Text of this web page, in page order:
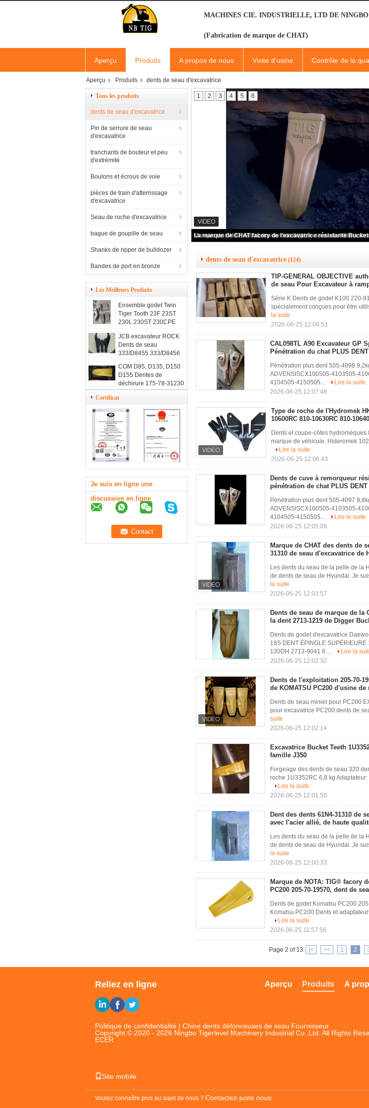
MACHINES CIE. INDUSTRIELLE, LTD DE
(Fabrication de marque de CHAT)
Aperçu Produits A propos de nous Visite d'usine Contrôle de la
Aperçu Produits dents de seau d'excavatrice
Tous les produits
dents de seau d'excavatrice
Pin de serrure de seau
d'excavatrice
tranchants de bouteur et peu
d'extrémité
Boulons et écrous de voie
pièces de train d'atterrissage
d'excavatrice
Seau de roche d'excavatrice
bague de goupille de seau
Shanks de ripper de bulldozer
Bandes de port en bronze
Les Meilleurs Produits
Ensemble godet Twin
Tiger Tooth 23F 23ST
230L 230ST 230CPE
JCB excavateur ROCK
Dents de seau
333/D8455 333/D8456
dent
COM D85, D135, D150
D155 Dentes de
déchirure 175-78-31230
Dentes de seau de
pellicule
Certificat
Je suis en ligne une
discussion en ligne
Dents de seau de roche 9W8452RC /
1 2 3 4 5 6
dents de seau d'excavatrice (124)
TIP-GENERAL OBJECTIVE
de seau Pour Excavateur à
Série K Dents de godet K100 220-
spécialement conçues pour être
la suite
2026-06-25 12:08:51
CAL098TL A90 Excavateur GP
Pénétration du chat PLUS
Pénétration plus dent 505-4098
ADVENSISCX100505-4103505-
4104505-4150505...
Lire la suite
2026-06-25 12:07:48
Type de roche de l'Hydromek
10600RC 810-10630RC 810-
Dents et coupe-côtes
marque de véhicule. Hideromek
Lire la suite
2026-06-25 12:06:43
Dents de cuve à remorqueur
pénétration de chat PLUS
Pénétration plus dent 505-4097
ADVENSISCX100505-4103505-
4104505-4150505...
Lire la suite
2026-06-25 12:05:09
Marque de CHAT des dents de
31310 de seau d'excavatrice de
Les dents du seau de la pelle de la
de dents de seau de Hyundai. Je
la suite
2026-06-25 12:03:57
Dents de seau de marque de la
la dent 2713-1219 de Digger
Dents de godet d'excavatrice
18S DENT ÉPINGLE
130DH 2713-9041 6 ...
Lire la
2026-06-25 12:02:32
Dents de l'exploitation 205-70-
de KOMATSU PC200 d'usine
Dents de seau minier pour PC200
pour excavatrice PC200 dents de
suite
2026-06-25 12:02:14
Excavatrice Bucket Teeth
famille J350
Forgeage des dents de seau 320
roche 1U3352RC 6,8 kg
Lire la suite
2026-06-25 12:01:50
Dent des dents 61N4-31310 de
avec l'acier allié, de haute
Les dents du seau de la pelle de la
de dents de seau de Hyundai. Je
la suite
2026-06-25 12:00:33
Marque de NOTA: TIG® facory
PC200 205-70-19570, dent de
Dents de godet Komatsu PC200
Komatsu PC200 Dents et
Lire la suite
2026-06-25 11:57:56
Page 2 of 13 |< << 1 2
Reliez en ligne A
Produits
Aperçu
Politique de confidentialité | Chine dents défonceuses de seau Fournisseur.
Copyright © 2020 - 2026 Ningbo Tigerlevel Machinery Industrial Co.,Ltd. All Rights
ECER
Site mobile
Voulez connaître plus au sujet de nous ? Contactez-juste nous